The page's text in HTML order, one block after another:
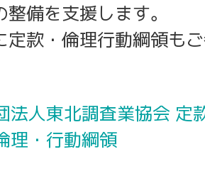
備を支援します。
定款・倫理行動綱領も
法人東北調査業協会 定
理・行動綱領